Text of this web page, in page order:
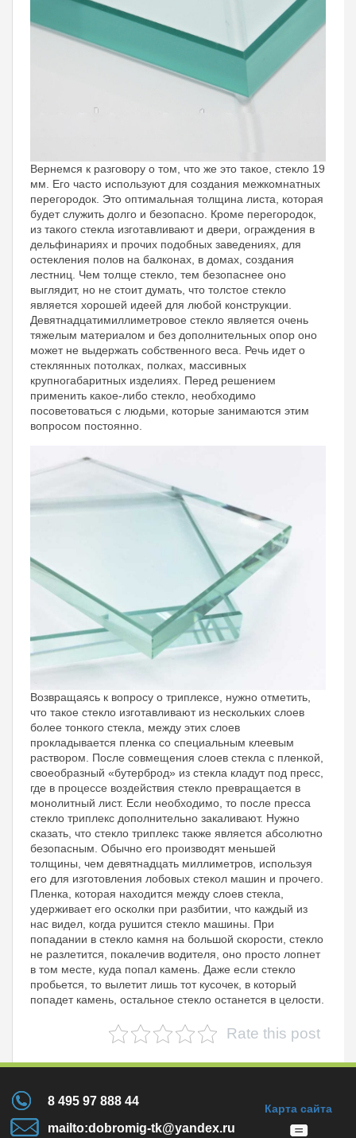
Вернемся к разговору о том, что же это такое, стекло 19
мм. Его часто используют для создания межкомнатных
перегородок. Это оптимальная толщина листа, которая
будет служить долго и безопасно. Кроме перегородок,
из такого стекла изготавливают и двери, ограждения в
дельфинариях и прочих подобных заведениях, для
остекления полов на балконах, в домах, создания
лестниц. Чем толще стекло, тем безопаснее оно
выглядит, но не стоит думать, что толстое стекло
является хорошей идеей для любой конструкции.
Девятнадцатимиллиметровое стекло является очень
тяжелым материалом и без дополнительных опор оно
может не выдержать собственного веса. Речь идет о
стеклянных потолках, полках, массивных
крупногабаритных изделиях. Перед решением
применить какое-либо стекло, необходимо
посоветоваться с людьми, которые занимаются этим
вопросом постоянно.
Возвращаясь к вопросу о триплексе, нужно отметить,
что такое стекло изготавливают из нескольких слоев
более тонкого стекла, между этих слоев
прокладывается пленка со специальным клеевым
раствором. После совмещения слоев стекла с пленкой,
своеобразный «бутерброд» из стекла кладут под пресс,
где в процессе воздействия стекло превращается в
монолитный лист. Если необходимо, то после пресса
стекло триплекс дополнительно закаливают. Нужно
сказать, что стекло триплекс также является абсолютно
безопасным. Обычно его производят меньшей
толщины, чем девятнадцать миллиметров, используя
его для изготовления лобовых стекол машин и прочего.
Пленка, которая находится между слоев стекла,
удерживает его осколки при разбитии, что каждый из
нас видел, когда рушится стекло машины. При
попадании в стекло камня на большой скорости, стекло
не разлетится, покалечив водителя, оно просто лопнет
в том месте, куда попал камень. Даже если стекло
пробьется, то вылетит лишь тот кусочек, в который
попадет камень, остальное стекло останется в целости.
Rate this post
8 495 97 888 44
mailto:dobromig-tk@yandex.ru
Карта сайта